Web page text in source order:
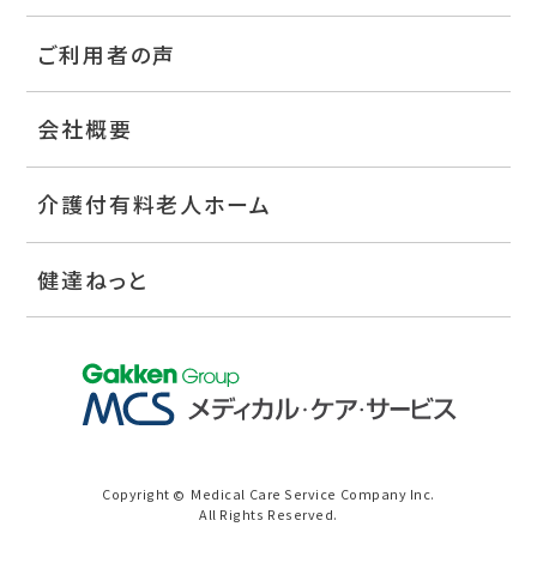
ご利用者の声
会社概要
介護付有料老人ホーム
健達ねっと
Copyright © Medical Care Service Company Inc.
All Rights Reserved.